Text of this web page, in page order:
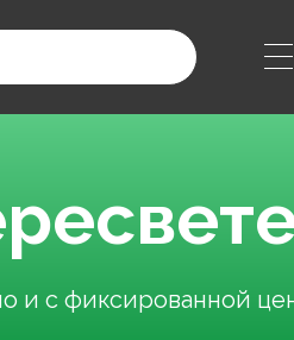
и с фиксированной